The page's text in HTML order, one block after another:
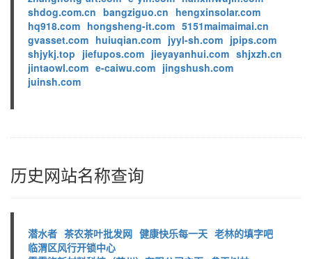
shdog.com.cn bangziguo.cn hengxinsolar.com
hq918.com hongsheng-it.com 5151maimaimai.cn
gvasset.com huiuqian.com jyyl-sh.com jpips.com
shjykj.top jiefupos.com jieyayanhui.com shjxzh.cn
jintaowl.com e-caiwu.com jingshush.com
juinsh.com
历史网站名称查询
潜水者 茶农茶叶批发网 健康快乐每一天 老林的填字吧
临渭区风行开锁中心